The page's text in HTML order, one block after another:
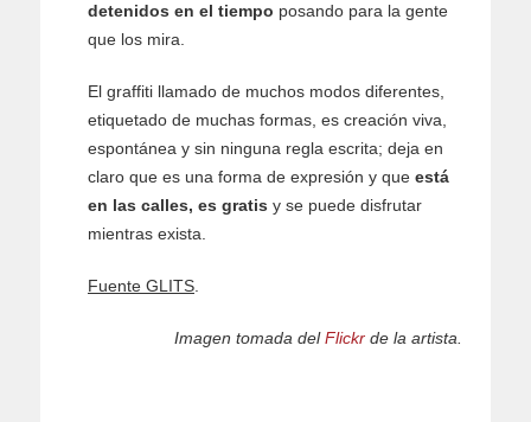
detenidos en el tiempo posando para la gente
que los mira.
El graffiti llamado de muchos modos diferentes,
etiquetado de muchas formas, es creación viva,
espontánea y sin ninguna regla escrita; deja en
claro que es una forma de expresión y que está
en las calles, es gratis y se puede disfrutar
mientras exista.
Fuente GLITS
Imagen tomada delFlickr de la artista.